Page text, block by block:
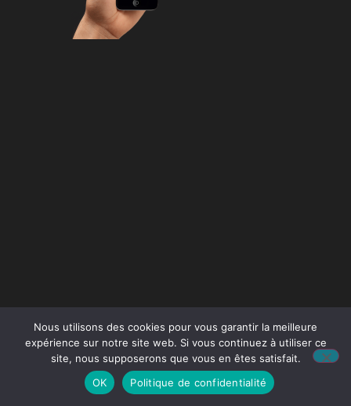
Nous utilisons des cookies pour vous garantir la meilleure
expérience sur notre site web. Si vous continuez à utiliser ce
site, nous supposerons que vous en êtes satisfait.
OK
Politique de confidentialité